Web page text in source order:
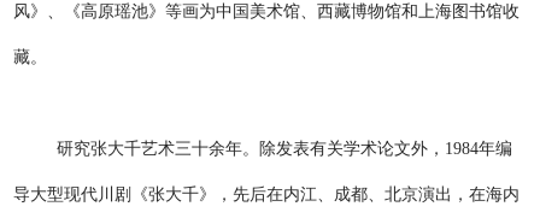
风》、《高原瑶池》等画为中国美术馆、西藏博物馆和上海图书馆收
藏。
研究张大千艺术三十余年。除发表有关学术论文外，1984年编
导大型现代川剧《张大千》，先后在内江、成都、北京演出，在海内